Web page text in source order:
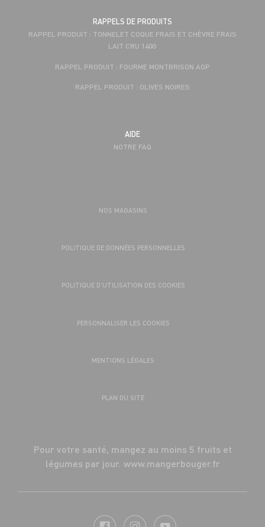
RAPPELS DE PRODUITS
RAPPEL PRODUIT : TONNELET COQUE FRAIS ET CHÈVRE FRAIS
LAIT CRU 140G
RAPPEL PRODUIT : FOURME MONTBRISON AOP
RAPPEL PRODUIT : OLIVES NOIRES
AIDE
NOTRE FAQ
NOS MAGASINS
POLITIQUE DE DONNÉES PERSONNELLES
POLITIQUE D’UTILISATION DES COOKIES
PERSONNALISER LES COOKIES
MENTIONS LÉGALES
PLAN DU SITE
Pour votre santé, mangez au moins 5 fruits et
légumes par jour. www.mangerbouger.fr